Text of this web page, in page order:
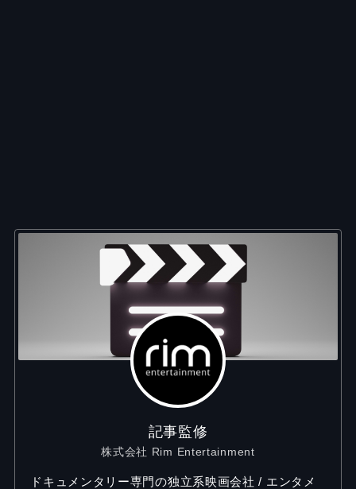
記事監修
株式会社 Rim Entertainment
ドキュメンタリー専門の独立系映画会社 / エンタメ